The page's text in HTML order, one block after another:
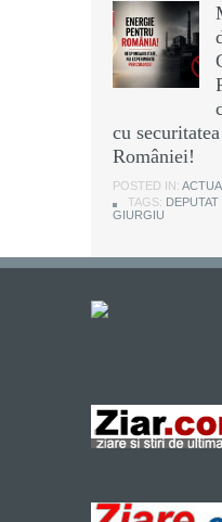
cu
României!
POSTED IN:
TAGS:
GIURGIU